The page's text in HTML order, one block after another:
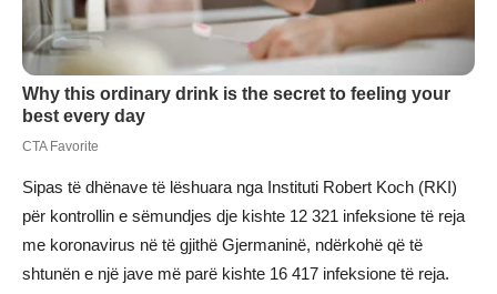
Sipas të dhënave të lëshuara nga Instituti Robert Koch (RKI)
për kontrollin e sëmundjes dje kishte 12 321 infeksione të reja
me koronavirus në të gjithë Gjermaninë, ndërkohë që të
shtunën e një jave më parë kishte 16 417 infeksione të reja.